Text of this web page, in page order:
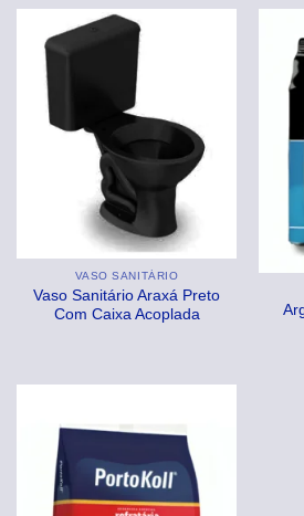
VASO SANITÁRIO
Vaso Sanitário Araxá Preto
Com Caixa Acoplada